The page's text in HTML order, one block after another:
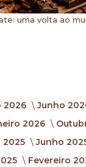
uma volta ao
2026
Junho
2026
2025 Junho
Fevereiro